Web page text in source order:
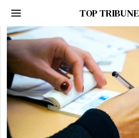
TOP TRIBUNE